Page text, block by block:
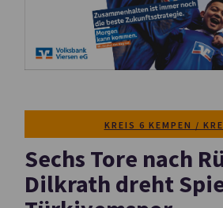
KREIS 6 KEMPEN /
Sechs Tore nach
Dilkrath dreht